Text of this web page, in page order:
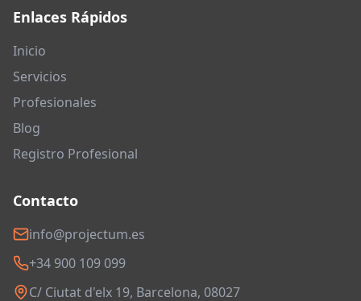
Enlaces Rápidos
Inicio
Servicios
Profesionales
Blog
Registro Profesional
Contacto
info@projectum.es
+34 900 109 099
C/ Ciutat d'elx 19, Barcelona, 08027